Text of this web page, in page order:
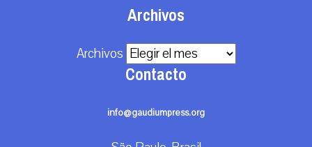
Archivos
Archivos
Contacto
info@gaudiumpress.org